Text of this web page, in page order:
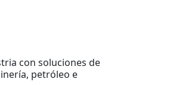
con soluciones de
petróleo e